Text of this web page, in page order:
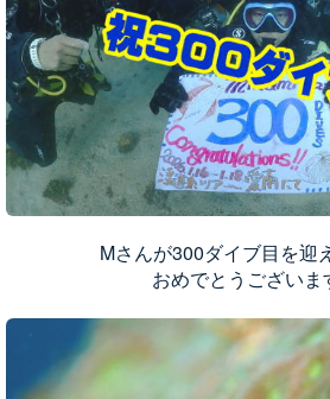
Mさんが300ダイブ目を迎
おめでとうございま